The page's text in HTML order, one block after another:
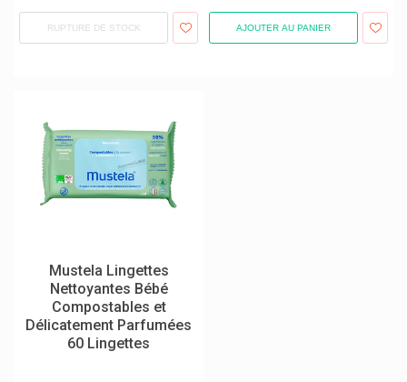
RUPTURE DE STOCK AJOUTER AU PANIER
Mustela Lingettes
Nettoyantes Bébé
Compostables et
Délicatement Parfumées
60 Lingettes